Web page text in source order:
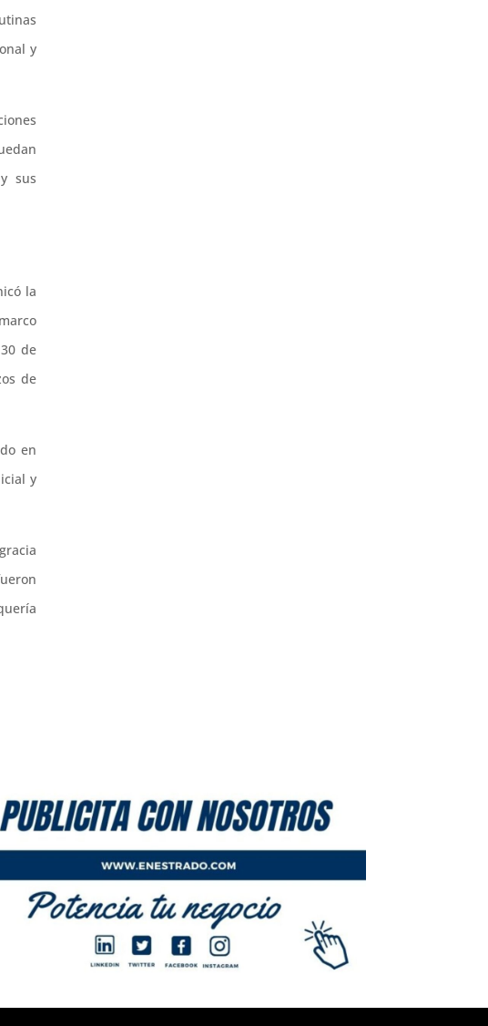
y
sus
la
de
de
en
y